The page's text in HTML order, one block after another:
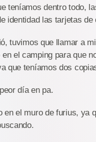
teníamos dentro todo,
identidad las tarjetas de
tuvimos que llamar a
el camping para que
que teníamos dos
día en pa.
en el muro de furius, ya